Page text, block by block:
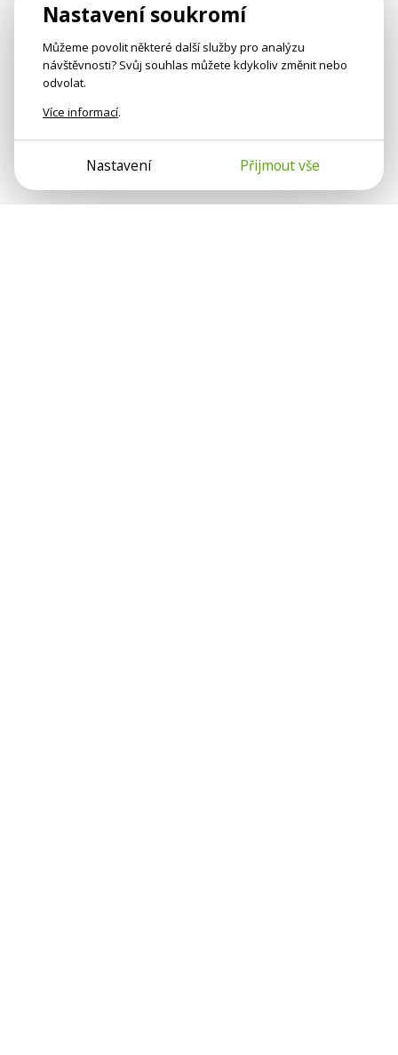
Nastavení soukromí
Můžeme povolit některé další služby pro analýzu
návštěvnosti? Svůj souhlas můžete kdykoliv změnit nebo
odvolat.
Více informací.
Nastavení Přijmout vše